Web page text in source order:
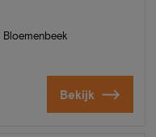
Bekijk